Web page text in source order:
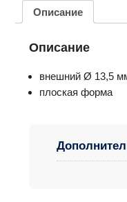
Описание
Описание
внешний Ø 13,5
плоская форма